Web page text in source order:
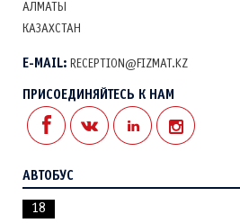
АЛМАТЫ
КАЗАХСТАН
E-MAIL: RECEPTION@FIZMAT.KZ
ПРИСОЕДИНЯЙТЕСЬ К НАМ
АВТОБУС
18